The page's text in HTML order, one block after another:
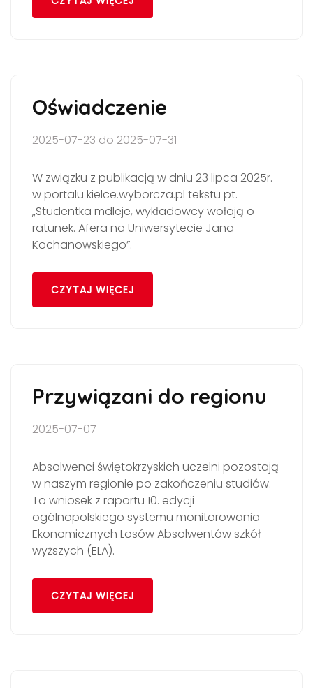
Oświadczenie
2025-07-23 do 2025-07-31
W związku z publikacją w dniu 23 lipca 2025r.
w portalu kielce.wyborcza.pl tekstu pt.
„Studentka mdleje, wykładowcy wołają o
ratunek. Afera na Uniwersytecie Jana
Kochanowskiego”.
CZYTAJ WIĘCEJ
Przywiązani do regionu
2025-07-07
Absolwenci świętokrzyskich uczelni pozostają
w naszym regionie po zakończeniu studiów.
To wniosek z raportu 10. edycji
ogólnopolskiego systemu monitorowania
Ekonomicznych Losów Absolwentów szkół
wyższych (ELA).
CZYTAJ WIĘCEJ